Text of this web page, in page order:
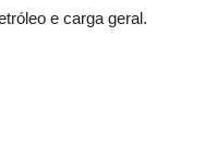
e carga geral.